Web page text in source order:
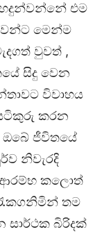
එම
මෙන්ම
වුවත් ,
සිදු වෙන
විවාහය
කරන
ඔබේ ජීවිතයේ
නිවැරදි
ආරම්භ කලොත්
තම
සාර්ථක බිරිදක්